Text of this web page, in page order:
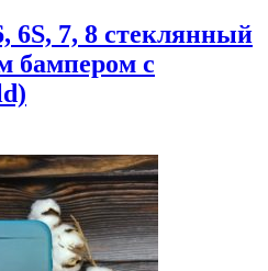
6S, 7, 8 стеклянный
бампером с